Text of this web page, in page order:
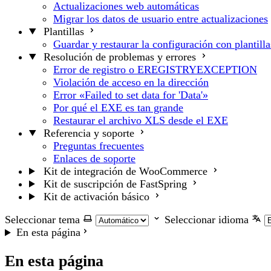
Actualizaciones web automáticas
Migrar los datos de usuario entre actualizaciones
Plantillas
Guardar y restaurar la configuración con
Resolución de problemas y errores
Error de registro o EREGISTRYEXCEPTION
Violación de acceso en la dirección
Error «Failed to set data for 'Data'»
Por qué el EXE es tan grande
Restaurar el archivo XLS desde el EXE
Referencia y soporte
Preguntas frecuentes
Enlaces de soporte
Kit de integración de WooCommerce
Kit de suscripción de FastSpring
Kit de activación básico
Seleccionar tema
Seleccionar idioma
En esta página
En esta página